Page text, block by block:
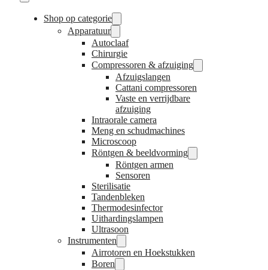
Shop op categorie
Apparatuur
Autoclaaf
Chirurgie
Compressoren & afzuiging
Afzuigslangen
Cattani compressoren
Vaste en verrijdbare
afzuiging
Intraorale camera
Meng en schudmachines
Microscoop
Röntgen & beeldvorming
Röntgen armen
Sensoren
Sterilisatie
Tandenbleken
Thermodesinfector
Uithardingslampen
Ultrasoon
Instrumenten
Airrotoren en Hoekstukken
Boren